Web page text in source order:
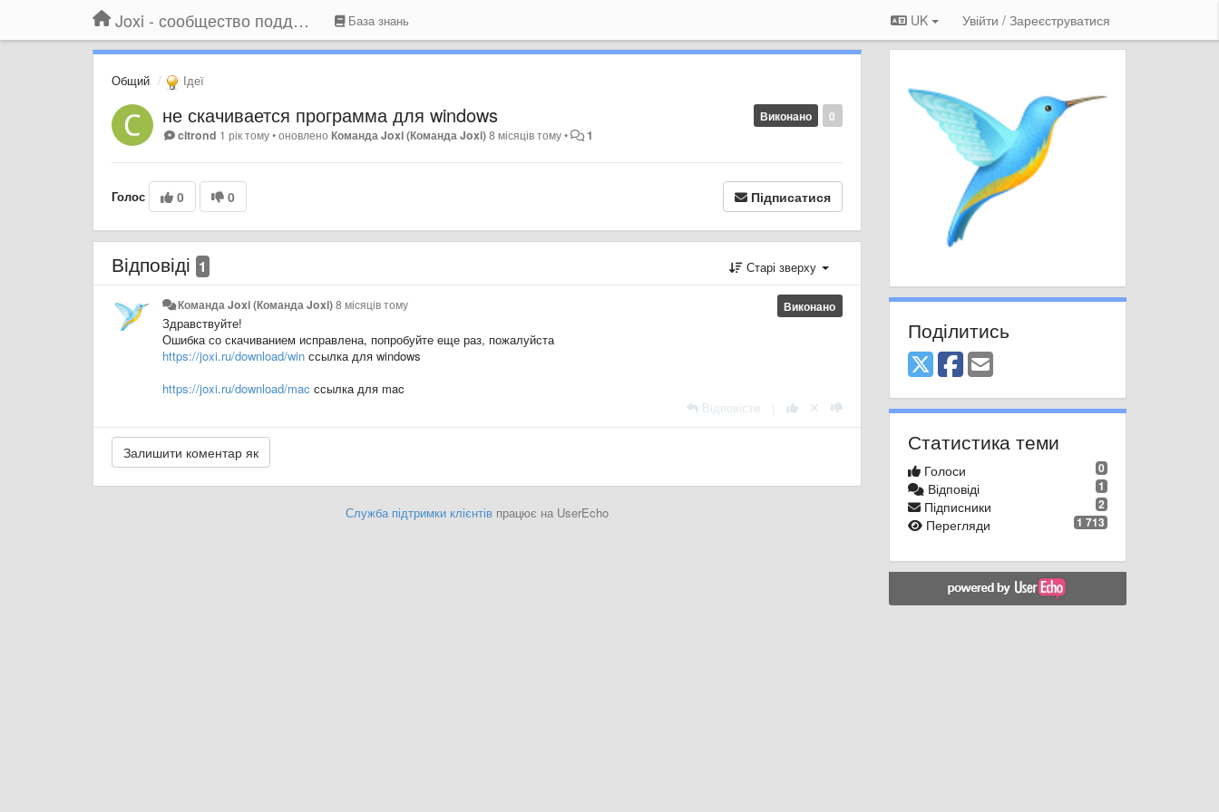
Joxi - сообщество поддержки База знань UK Увійти / Зареєструватися
Общий Ідеї
0
Виконано
не скачивается программа для windows
citrond 1 рік тому•оновленоКоманда Joxi (Команда Joxi)8 місяців тому• 1
Голос 0 0 Підписатися
Відповіді 1 Старі зверху
Виконано
Команда Joxi (Команда Joxi)8 місяців тому
Здравствуйте!
Ошибка со скачиванием исправлена, попробуйте еще раз, пожалуйста
https://joxi.ru/download/win ссылка для windows
https://joxi.ru/download/mac ссылка для mac
Відповісти
Служба підтримки клієнтівпрацює на UserEcho
Поділитись
Статистика теми
0
Голоси
1
Відповіді
2
Підписники
1 713
Перегляди